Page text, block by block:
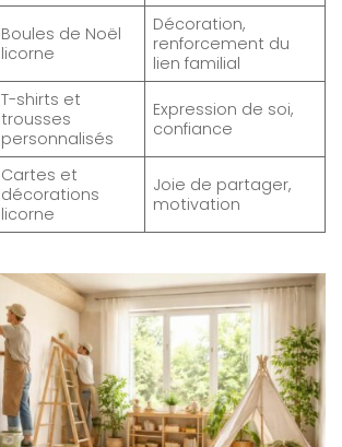
Boules de Noël
licorne
Décoration,
renforcement du
lien familial
T-shirts et
trousses
personnalisés
Expression de soi,
confiance
Cartes et
décorations
licorne
Joie de partager,
motivation